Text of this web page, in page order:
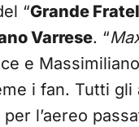
“Grande
Varrese. “
e
i fan. Tutti
l’aereo